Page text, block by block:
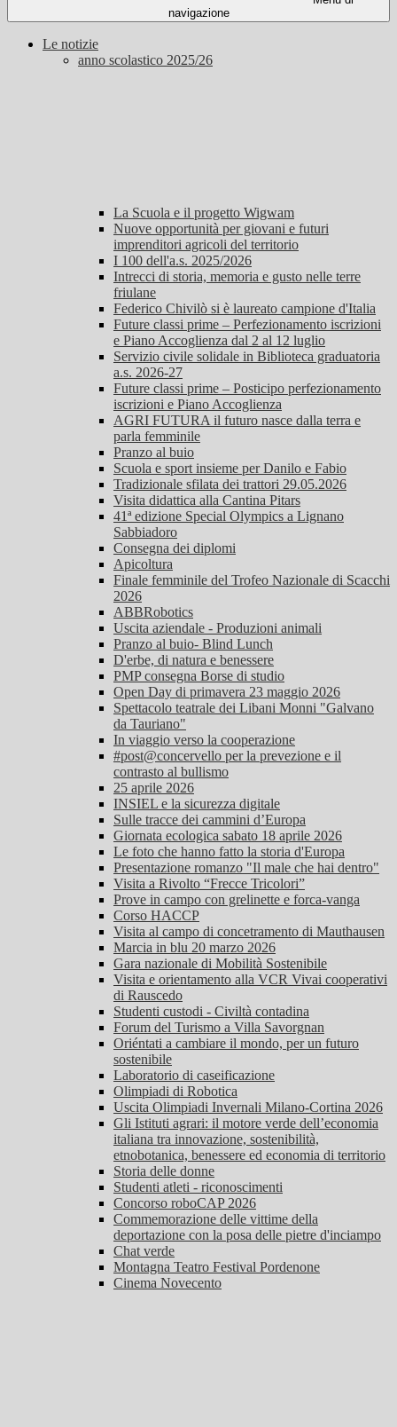
navigazione
Le notizie
anno scolastico 2025/26
La Scuola e il progetto Wigwam
Nuove opportunità per giovani e futuri
imprenditori agricoli del territorio
I 100 dell'a.s. 2025/2026
Intrecci di storia, memoria e gusto nelle terre
friulane
Federico Chivilò si è laureato campione d'Italia
Future classi prime – Perfezionamento iscrizioni
e Piano Accoglienza dal 2 al 12 luglio
Servizio civile solidale in Biblioteca graduatoria
a.s. 2026-27
Future classi prime – Posticipo perfezionamento
iscrizioni e Piano Accoglienza
AGRI FUTURA il futuro nasce dalla terra e
parla femminile
Pranzo al buio
Scuola e sport insieme per Danilo e Fabio
Tradizionale sfilata dei trattori 29.05.2026
Visita didattica alla Cantina Pitars
41ª edizione Special Olympics a Lignano
Sabbiadoro
Consegna dei diplomi
Apicoltura
Finale femminile del Trofeo Nazionale di Scacchi
2026
ABBRobotics
Uscita aziendale - Produzioni animali
Pranzo al buio- Blind Lunch
D'erbe, di natura e benessere
PMP consegna Borse di studio
Open Day di primavera 23 maggio 2026
Spettacolo teatrale dei Libani Monni "Galvano
da Tauriano"
In viaggio verso la cooperazione
#post@concervello per la prevezione e il
contrasto al bullismo
25 aprile 2026
INSIEL e la sicurezza digitale
Sulle tracce dei cammini d’Europa
Giornata ecologica sabato 18 aprile 2026
Le foto che hanno fatto la storia d'Europa
Presentazione romanzo "Il male che hai dentro"
Visita a Rivolto “Frecce Tricolori”
Prove in campo con grelinette e forca-vanga
Corso HACCP
Visita al campo di concetramento di Mauthausen
Marcia in blu 20 marzo 2026
Gara nazionale di Mobilità Sostenibile
Visita e orientamento alla VCR Vivai cooperativi
di Rauscedo
Studenti custodi - Civiltà contadina
Forum del Turismo a Villa Savorgnan
Oriéntati a cambiare il mondo, per un futuro
sostenibile
Laboratorio di caseificazione
Olimpiadi di Robotica
Uscita Olimpiadi Invernali Milano-Cortina 2026
Gli Istituti agrari: il motore verde dell’economia
italiana tra innovazione, sostenibilità,
etnobotanica, benessere ed economia di territorio
Storia delle donne
Studenti atleti - riconoscimenti
Concorso roboCAP 2026
Commemorazione delle vittime della
deportazione con la posa delle pietre d'inciampo
Chat verde
Montagna Teatro Festival Pordenone
Cinema Novecento